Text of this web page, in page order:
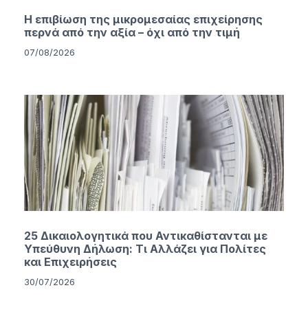
Η επιβίωση της μικρομεσαίας επιχείρησης
περνά από την αξία – όχι από την τιμή
07/08/2026
25 Δικαιολογητικά που Αντικαθίστανται με
Υπεύθυνη Δήλωση: Τι Αλλάζει για Πολίτες
και Επιχειρήσεις
30/07/2026